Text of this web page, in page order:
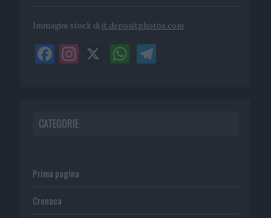
Immagini stock di it.depositphotos.com
CATEGORIE
Prima pagina
Cronaca